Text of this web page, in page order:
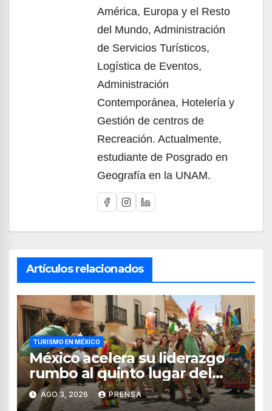
América, Europa y el Resto
del Mundo, Administración
de Servicios Turísticos,
Logística de Eventos,
Administración
Contemporánea, Hotelería y
Gestión de centros de
Recreación. Actualmente,
estudiante de Posgrado en
Geografía en la UNAM.
Artículos relacionados
TURISMO EN MÉXICO
México acelera su liderazgo
rumbo al quinto lugar del
turismo mundial
AGO 3, 2026 PRENSA